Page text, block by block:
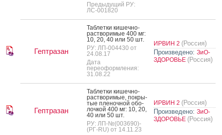
Предыдущий РУ:
ЛС-001820
Гептразан
Таб­летки ки­шеч­но­
рас­тво­римые 400 мг:
10, 20, 40 или 50 шт.
РУ: ЛП-004430 от
24.08.17
Дата
переоформления:
31.08.22
ИРВИН 2 (Россия)
Произведено: ЗиО-
ЗДОРОВЬЕ (Россия)
Гептразан
Таб­летки ки­шеч­но­
рас­тво­римые, пок­ры­
тые пле­ноч­ной обо­
лоч­кой 400 мг: 10, 20,
40 или 50 шт.
РУ: ЛП-№(003690)-
(РГ-RU) от 14.11.23
ИРВИН 2 (Россия)
Произведено: ЗиО-
ЗДОРОВЬЕ (Россия)